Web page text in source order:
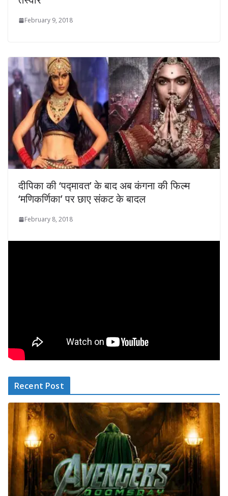
February 9, 2018
दीपिका की ‘पद्मावत’ के बाद अब कंगना की फिल्‍म
‘मणिकर्णिका’ पर छाए संकट के बादल
February 8, 2018
Recent Post